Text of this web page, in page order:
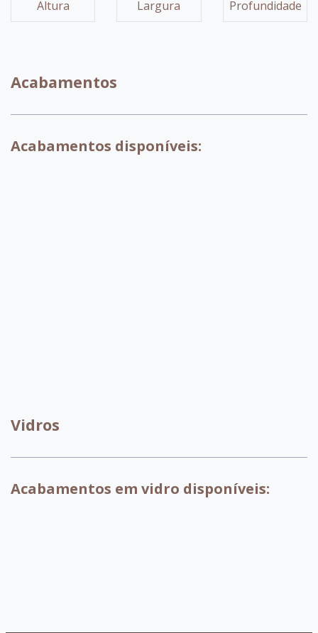
Altura Largura Profundidade
Acabamentos
Acabamentos disponíveis:
Vidros
Acabamentos em vidro disponíveis: